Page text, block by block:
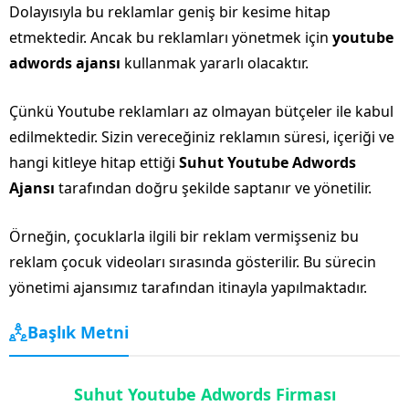
Dolayısıyla bu reklamlar geniş bir kesime hitap
etmektedir. Ancak bu reklamları yönetmek için youtube
adwords ajansı kullanmak yararlı olacaktır.
Çünkü Youtube reklamları az olmayan bütçeler ile kabul
edilmektedir. Sizin vereceğiniz reklamın süresi, içeriği ve
hangi kitleye hitap ettiği Suhut Youtube Adwords
Ajansı tarafından doğru şekilde saptanır ve yönetilir.
Örneğin, çocuklarla ilgili bir reklam vermişseniz bu
reklam çocuk videoları sırasında gösterilir. Bu sürecin
yönetimi ajansımız tarafından itinayla yapılmaktadır.
Başlık Metni
Suhut Youtube Adwords Firması